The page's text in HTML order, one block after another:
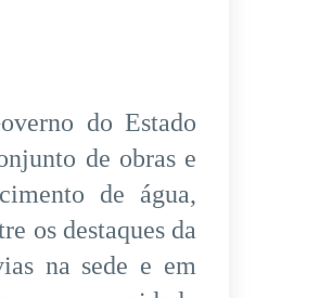
do Estado
de obras e
de água,
os destaques da
na sede e em